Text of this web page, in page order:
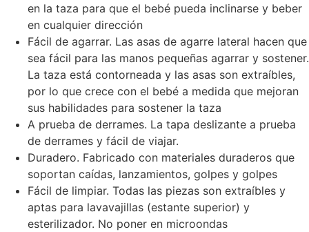
en la taza para que el bebé pueda inclinarse y beber
en cualquier dirección
Fácil de agarrar. Las asas de agarre lateral hacen que
sea fácil para las manos pequeñas agarrar y sostener.
La taza está contorneada y las asas son extraíbles,
por lo que crece con el bebé a medida que mejoran
sus habilidades para sostener la taza
A prueba de derrames. La tapa deslizante a prueba
de derrames y fácil de viajar.
Duradero. Fabricado con materiales duraderos que
soportan caídas, lanzamientos, golpes y golpes
Fácil de limpiar. Todas las piezas son extraíbles y
aptas para lavavajillas (estante superior) y
esterilizador. No poner en microondas